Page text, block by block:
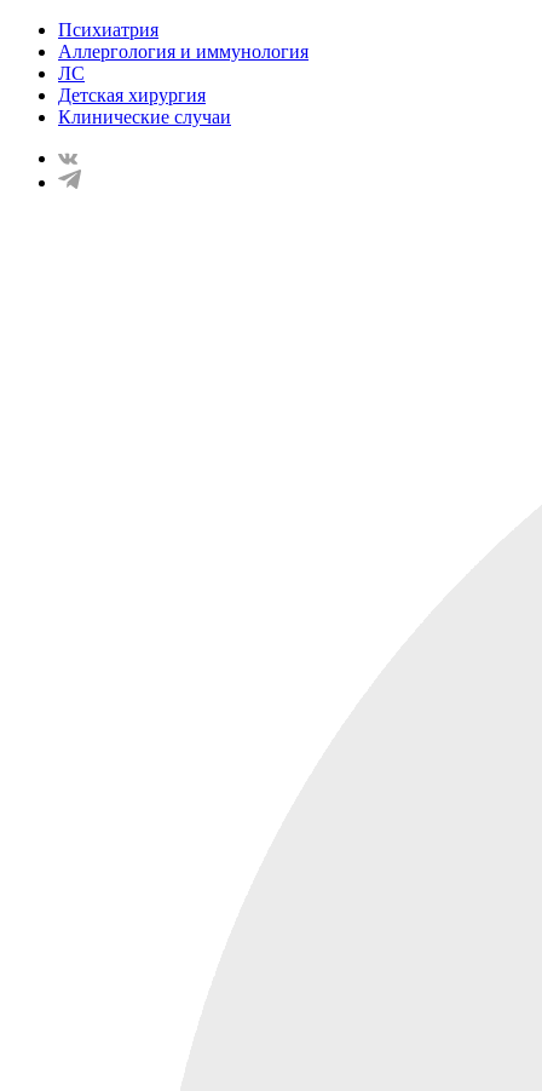
Психиатрия
Аллергология и иммунология
ЛС
Детская хирургия
Клинические случаи